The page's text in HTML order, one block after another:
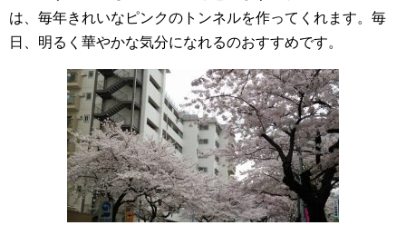
は、毎年きれいなピンクのトンネルを作ってくれます。毎
日、明るく華やかな気分になれるのおすすめです。